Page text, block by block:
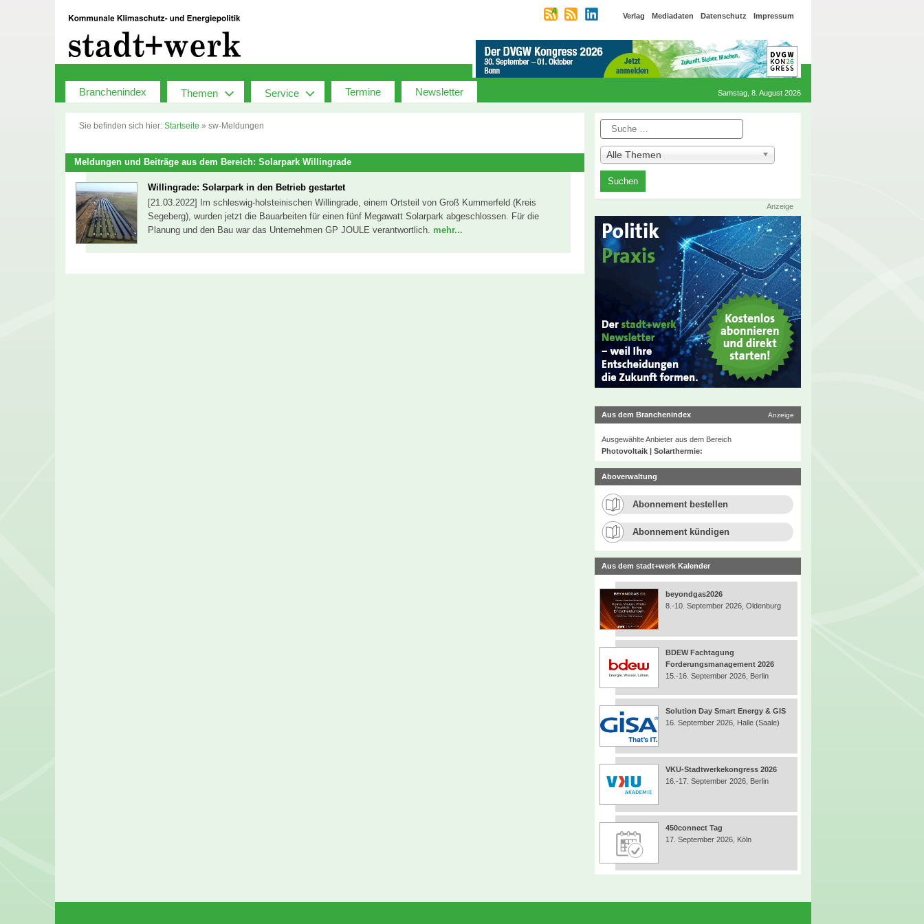
Verlag Mediadaten Datenschutz Impressum
Branchenindex Themen Service Termine Newsletter Samstag, 8. August 2026
Sie befinden sich hier: Startseite » sw-Meldungen
Meldungen und Beiträge aus dem Bereich: Solarpark Willingrade
Willingrade: Solarpark in den Betrieb gestartet
[21.03.2022] Im schleswig-holsteinischen Willingrade, einem Ortsteil von Groß Kummerfeld (Kreis
Segeberg), wurden jetzt die Bauarbeiten für einen fünf Megawatt Solarpark abgeschlossen. Für die
Planung und den Bau war das Unternehmen GP JOULE verantwortlich. mehr...
Suche
Alle Themen
Anzeige
Aus dem Branchenindex Anzeige
Ausgewählte Anbieter aus dem Bereich
Photovoltaik | Solarthermie:
Aboverwaltung
Abonnement bestellen
Abonnement kündigen
Aus dem stadt+werk Kalender
beyondgas2026
8.-10. September 2026, Oldenburg
BDEW Fachtagung
Forderungsmanagement 2026
15.-16. September 2026, Berlin
Solution Day Smart Energy & GIS
16. September 2026, Halle (Saale)
VKU-Stadtwerkekongress 2026
16.-17. September 2026, Berlin
450connect Tag
17. September 2026, Köln